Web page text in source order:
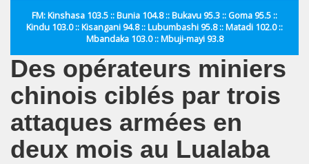
FM: Kinshasa 103.5 :: Bunia 104.8 :: Bukavu 95.3 :: Goma 95.5 ::
Kindu 103.0 :: Kisangani 94.8 :: Lubumbashi 95.8 :: Matadi 102.0 ::
Mbandaka 103.0 :: Mbuji-mayi 93.8
Des opérateurs miniers
chinois ciblés par trois
attaques armées en
deux mois au Lualaba